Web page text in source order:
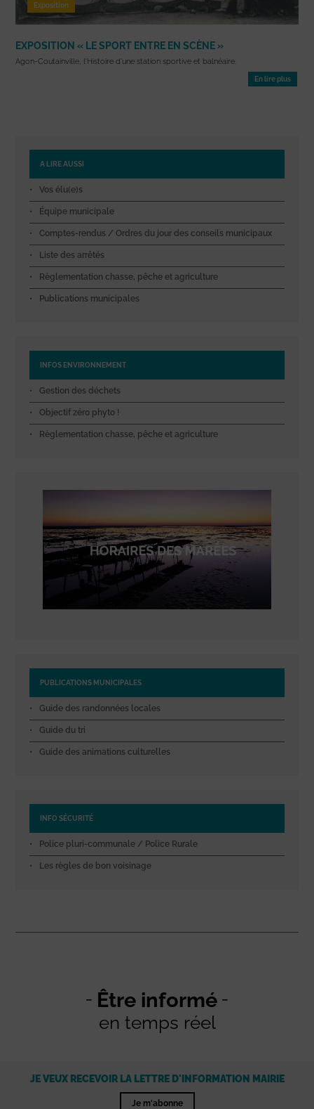
Exposition
EXPOSITION « LE SPORT ENTRE EN SCÈNE »
Agon-Coutainville, l'Histoire d'une station sportive et balnéaire.
En lire plus
A LIRE AUSSI
Vos élu(e)s
Équipe municipale
Comptes-rendus / Ordres du jour des conseils municipaux
Liste des arrêtés
Règlementation chasse, pêche et agriculture
Publications municipales
INFOS ENVIRONNEMENT
Gestion des déchets
Objectif zéro phyto !
Règlementation chasse, pêche et agriculture
PUBLICATIONS MUNICIPALES
Guide des randonnées locales
Guide du tri
Guide des animations culturelles
INFO SÉCURITÉ
Police pluri-communale / Police Rurale
Les règles de bon voisinage
Être informé
en temps réel
JE VEUX RECEVOIR LA LETTRE D'INFORMATION MAIRIE
Je m'abonne